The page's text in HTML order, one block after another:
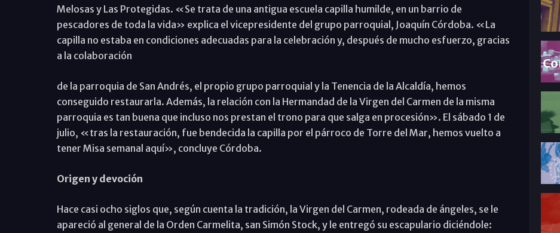
Melosas y Las Protegidas. «Se trata de una antigua escuela capilla humilde, en un barrio de
pescadores de toda la vida» explica el vicepresidente del grupo parroquial, Joaquín Córdoba. «La
capilla no estaba en condiciones adecuadas para la celebración y, después de mucho esfuerzo, gracias
a la colaboración
de la parroquia de San Andrés, el propio grupo parroquial y la Tenencia de la Alcaldía, hemos
conseguido restaurarla. Además, la relación con la Hermandad de la Virgen del Carmen de la misma
parroquia es tan buena que incluso nos prestan el trono para que salga en procesión». El sábado 1 de
julio, «tras la restauración, fue bendecida la capilla por el párroco de Torre del Mar, hemos vuelto a
tener Misa semanal aquí», concluye Córdoba.
Origen y devoción
Hace casi ocho siglos que, según cuenta la tradición, la Virgen del Carmen, rodeada de ángeles, se le
apareció al general de la Orden Carmelita, san Simón Stock, y le entregó su escapulario diciéndole: